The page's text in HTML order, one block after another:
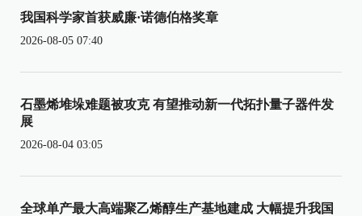
我国科学家首获威廉·诺德伯格奖章
2026-08-05 07:40
石墨烯堆垛难题被攻克 有望推动新一代拓扑量子器件发
展
2026-08-04 03:05
全球单产最大高端聚乙烯醇生产基地建成 大幅提升我国